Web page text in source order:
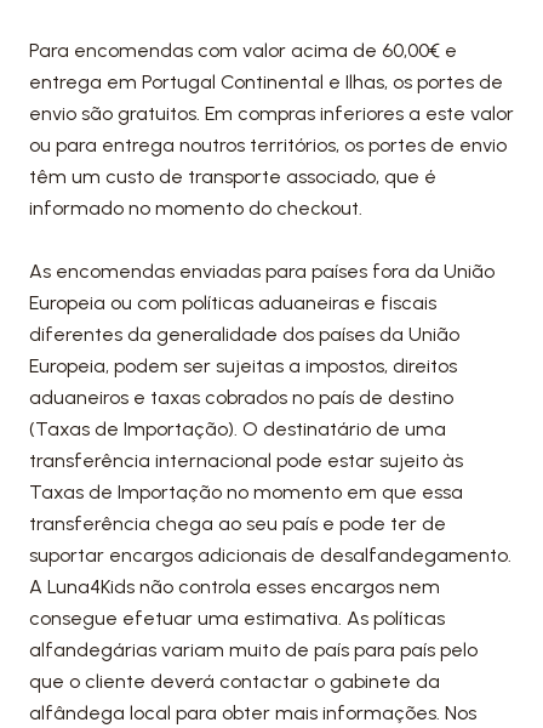
Para encomendas com valor acima de 60,00€ e
entrega em Portugal Continental e Ilhas, os portes de
envio são gratuitos. Em compras inferiores a este valor
ou para entrega noutros territórios, os portes de envio
têm um custo de transporte associado, que é
informado no momento do checkout.
As encomendas enviadas para países fora da União
Europeia ou com políticas aduaneiras e fiscais
diferentes da generalidade dos países da União
Europeia, podem ser sujeitas a impostos, direitos
aduaneiros e taxas cobrados no país de destino
(Taxas de Importação). O destinatário de uma
transferência internacional pode estar sujeito às
Taxas de Importação no momento em que essa
transferência chega ao seu país e pode ter de
suportar encargos adicionais de desalfandegamento.
A Luna4Kids não controla esses encargos nem
consegue efetuar uma estimativa. As políticas
alfandegárias variam muito de país para país pelo
que o cliente deverá contactar o gabinete da
alfândega local para obter mais informações. Nos